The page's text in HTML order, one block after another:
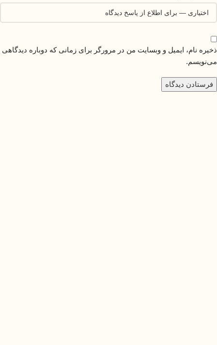
ذخیره نام، ایمیل و وبسایت من در مرورگر برای زمانی که دوباره دیدگاهی
می‌نویسم.